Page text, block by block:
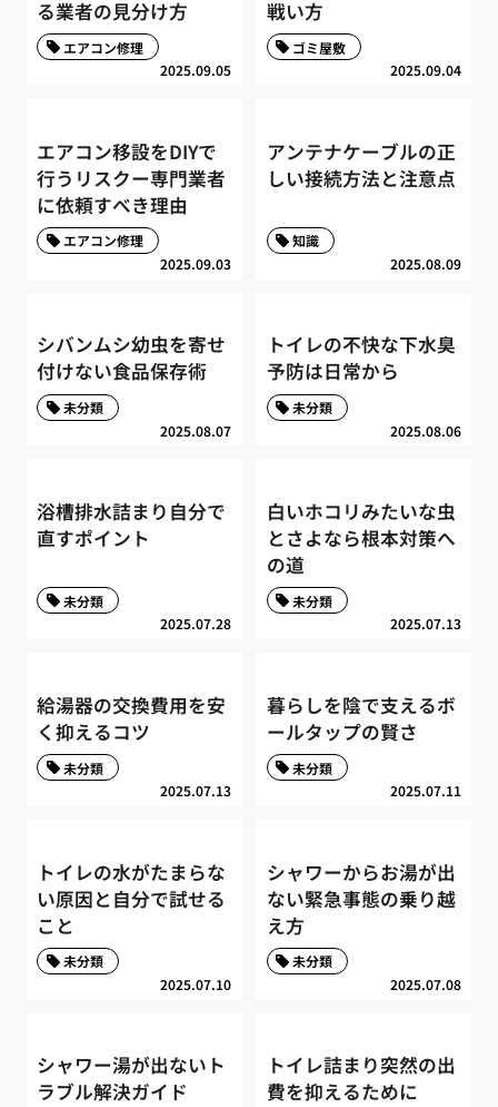
る業者の見分け方
2025.09.05
エアコン修理
戦い方
2025.09.04
ゴミ屋敷
エアコン移設をDIYで
行うリスクー専門業者
に依頼すべき理由
2025.09.03
エアコン修理
アンテナケーブルの正
しい接続方法と注意点
2025.08.09
知識
シバンムシ幼虫を寄せ
付けない食品保存術
2025.08.07
未分類
トイレの不快な下水臭
予防は日常から
2025.08.06
未分類
浴槽排水詰まり自分で
直すポイント
2025.07.28
未分類
白いホコリみたいな虫
とさよなら根本対策へ
の道
2025.07.13
未分類
給湯器の交換費用を安
く抑えるコツ
2025.07.13
未分類
暮らしを陰で支えるボ
ールタップの賢さ
2025.07.11
未分類
トイレの水がたまらな
い原因と自分で試せる
こと
2025.07.10
未分類
シャワーからお湯が出
ない緊急事態の乗り越
え方
2025.07.08
未分類
シャワー湯が出ないト
ラブル解決ガイド
トイレ詰まり突然の出
費を抑えるために